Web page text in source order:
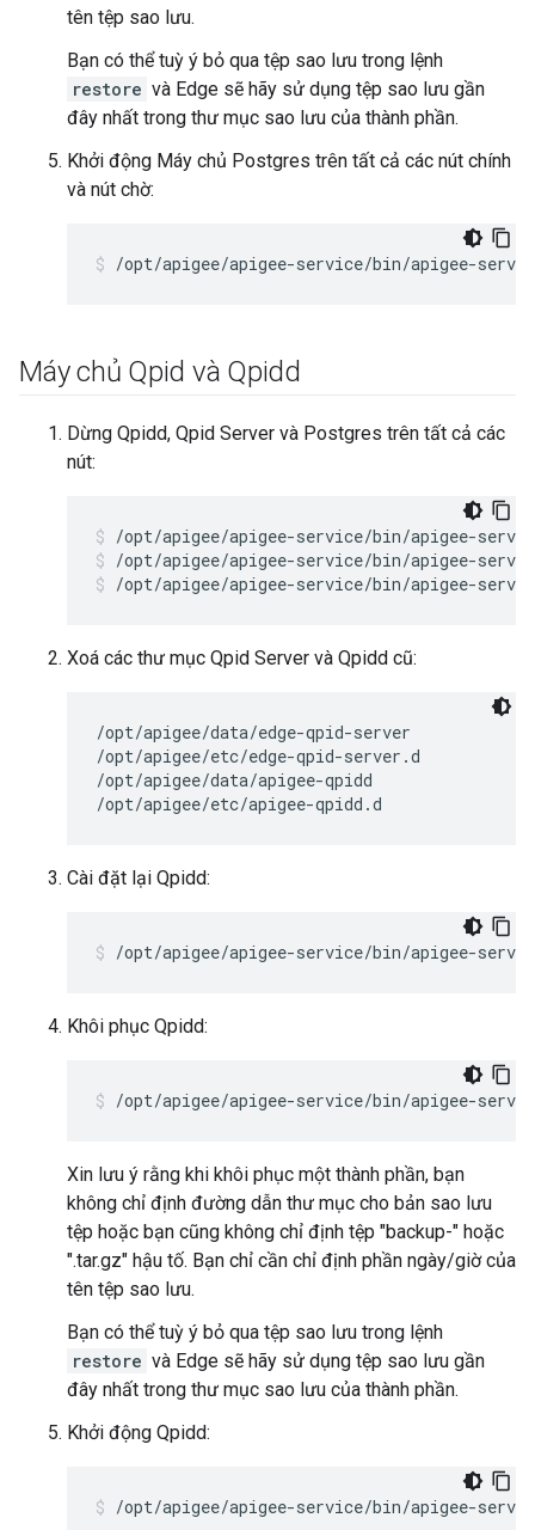
tên tệp sao lưu.
Bạn có thể tuỳ ý bỏ qua tệp sao lưu trong lệnh
restore và Edge sẽ hãy sử dụng tệp sao lưu gần
đây nhất trong thư mục sao lưu của thành phần.
Khởi động Máy chủ Postgres trên tất cả các nút chính
và nút chờ:
/opt/apigee/apigee-service/bin/apigee-
Máy chủ Qpid và Qpidd
Dừng Qpidd, Qpid Server và Postgres trên tất cả các
nút:
/opt/apigee/apigee-service/bin/apigee-
/opt/apigee/apigee-service/bin/apigee-
Xoá các thư mục Qpid Server và Qpidd cũ:
/opt/apigee/data/edge-qpid-server
/opt/apigee/etc/edge-qpid-server.d
/opt/apigee/data/apigee-qpidd
/opt/apigee/etc/apigee-qpidd.d
Cài đặt lại Qpidd:
/opt/apigee/apigee-service/bin/apigee-
Khôi phục Qpidd:
/opt/apigee/apigee-service/bin/apigee-
Xin lưu ý rằng khi khôi phục một thành phần, bạn
không chỉ định đường dẫn thư mục cho bản sao lưu
tệp hoặc bạn cũng không chỉ định tệp "backup-" hoặc
".tar.gz" hậu tố. Bạn chỉ cần chỉ định phần ngày/giờ của
tên tệp sao lưu.
Bạn có thể tuỳ ý bỏ qua tệp sao lưu trong lệnh
restore và Edge sẽ hãy sử dụng tệp sao lưu gần
đây nhất trong thư mục sao lưu của thành phần.
Khởi động Qpidd:
/opt/apigee/apigee-service/bin/apigee-